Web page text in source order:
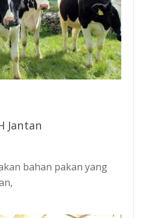
Jantan
bahan pakan yang